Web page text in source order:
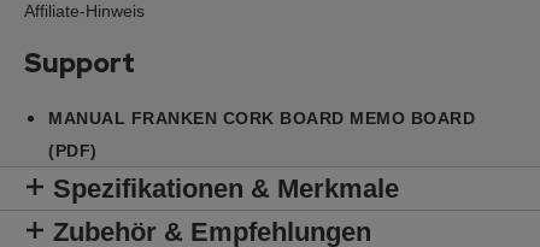
Affiliate-Hinweis
Support
MANUAL FRANKEN CORK BOARD MEMO BOARD
(PDF)
Spezifikationen & Merkmale
Zubehör & Empfehlungen